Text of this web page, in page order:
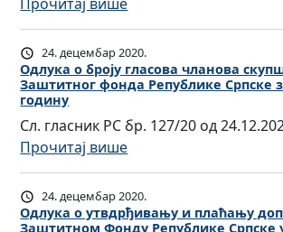
с
о
а
ч
л
а
н
о
б
р
о
ј
у
с
о
О
д
л
у
a
о
у
т
в
24. децембар 2020.
Одлукa о броју гласова чланова
Заштитног фонда Републике Српске
годину
Сл. гласник РС бр. 127/20 од
Прочитај више:
О
д
л
24. децембар 2020.
Одлукa о утвдрђивању и плаћању
Заштитном Фонду Републике Српске